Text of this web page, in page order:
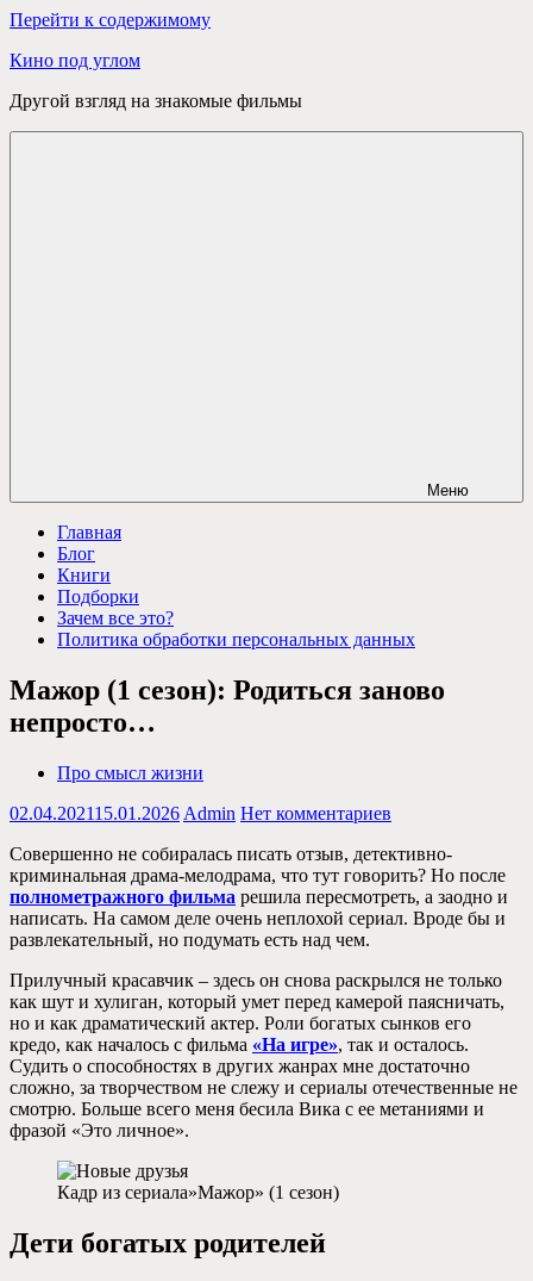
Перейти к содержимому
Кино под углом
Другой взгляд на знакомые фильмы
Меню
Главная
Блог
Книги
Подборки
Зачем все это?
Политика обработки персональных данных
Мажор (1 сезон): Родиться заново
непросто…
Про смысл жизни
02.04.202115.01.2026 Admin Нет комментариев
Совершенно не собиралась писать отзыв, детективно-
криминальная драма-мелодрама, что тут говорить? Но после
полнометражного фильма решила пересмотреть, а заодно и
написать. На самом деле очень неплохой сериал. Вроде бы и
развлекательный, но подумать есть над чем.
Прилучный красавчик – здесь он снова раскрылся не только
как шут и хулиган, который умет перед камерой паясничать,
но и как драматический актер. Роли богатых сынков его
кредо, как началось с фильма «На игре», так и осталось.
Судить о способностях в других жанрах мне достаточно
сложно, за творчеством не слежу и сериалы отечественные не
смотрю. Больше всего меня бесила Вика с ее метаниями и
фразой «Это личное».
Кадр из сериала»Мажор» (1 сезон)
Дети богатых родителей